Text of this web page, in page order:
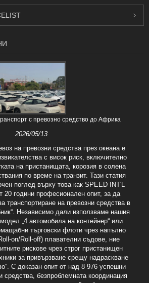
с превозно средство до Африка
2026/05/13
на превозни средства през океана е
с висок риск, включително
на пристанищата, корозия в солена
по време на транзит. Тази статия
поглед върху това как SPEED INT'L
20 години професионален опит, за да
транспортиране на превозни средства в
Независимо дали използваме нашия
„4 автомобила на контейнер“ или
търговски флоти чрез напълно
on/Roll-off) плавателни съдове, ние
рискове чрез строг пристанищен
за привързване срещу надраскване
С доказан опит от над 8 976 успешни
средства, безпроблемната координация